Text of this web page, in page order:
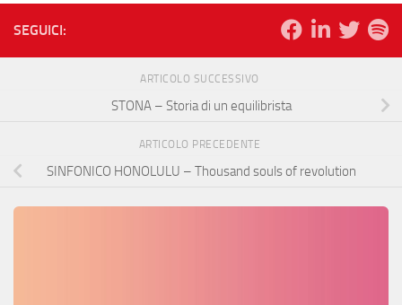
SEGUICI:
ARTICOLO SUCCESSIVO
STONA – Storia di un equilibrista
ARTICOLO PRECEDENTE
SINFONICO HONOLULU – Thousand souls of revolution